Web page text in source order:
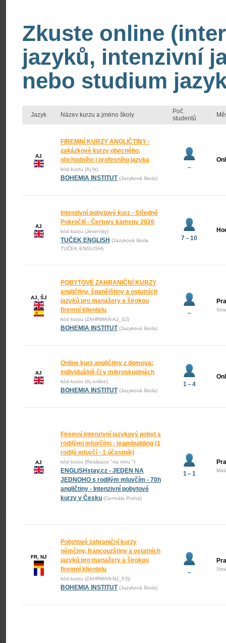
Zkuste online
jazyků, intenzivní
nebo studium
Jazyk Název kurzu a jméno školy
Poč.
studentů
AJ
FIREMNÍ KURZY ANGLIČTINY -
zakázkové kurzy obecného,
obchodního i profesního jazyka
kód kurzu (Aj fir)
BOHEMIA INSTITUT (Jazyková škola)
–
AJ
Intenzivní pobytový kurz - Středně
Pokročilí - Čertovy kameny 2026
kód kurzu (Jeseníky)
TUČEK ENGLISH (Jazyková škola
TUČEK ENGLISH)
7 – 10
AJ, ŠJ
POBYTOVÉ ZAHRANIČNÍ KURZY
angličtiny, španělštiny a ostatních
jazyků pro manažery a širokou
firemní klientelu
kód kurzu (ZAHRMAN-AJ_SJ)
BOHEMIA INSTITUT (Jazyková škola)
–
AJ
Online kurz angličtiny z domova:
individuálně či v mikroskupinách
kód kurzu (Aj online)
BOHEMIA INSTITUT (Jazyková škola)
1 – 4
AJ
Firemní intenzivní jazykový pobyt s
rodilými mluvčími - teambuilding (1
rodilý mluvčí - 1 účastník)
kód kurzu (Realizace "na míru ")
ENGLISHstay.cz - JEDEN NA
JEDNOHO s rodilým mluvčím - 70h
angličtiny - Intenzivní pobytové
kurzy v Česku (Centrála Praha)
1 – 1
FR, NJ
Pobytové zahraniční kurzy
němčiny, francouzštiny a ostatních
jazyků pro manažery a širokou
firemní klientelu
kód kurzu (ZAHRMAN-NJ_FJ))
BOHEMIA INSTITUT (Jazyková škola)
–